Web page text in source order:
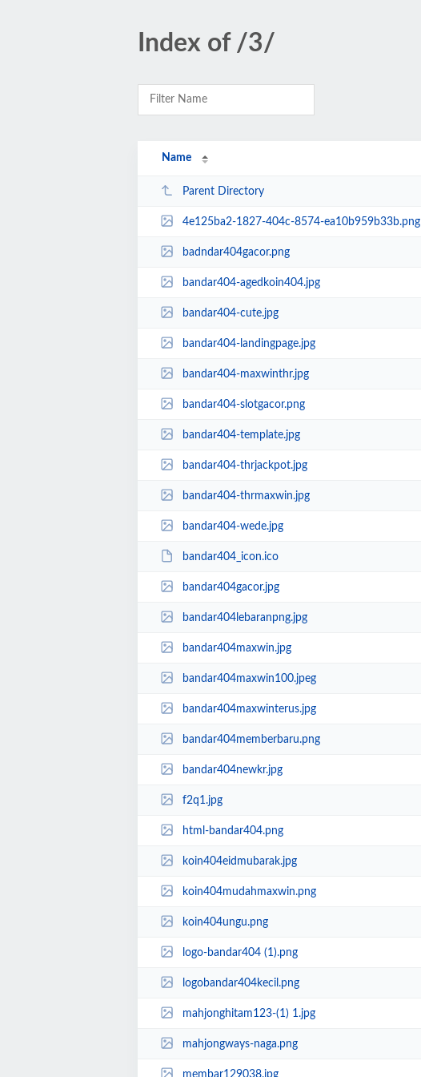
Index of /3/
Name
Parent Directory
4e125ba2-1827-404c-8574-ea10b959b33b.png
badndar404gacor.png
bandar404-agedkoin404.jpg
bandar404-cute.jpg
bandar404-landingpage.jpg
bandar404-maxwinthr.jpg
bandar404-slotgacor.png
bandar404-template.jpg
bandar404-thrjackpot.jpg
bandar404-thrmaxwin.jpg
bandar404-wede.jpg
bandar404_icon.ico
bandar404gacor.jpg
bandar404lebaranpng.jpg
bandar404maxwin.jpg
bandar404maxwin100.jpeg
bandar404maxwinterus.jpg
bandar404memberbaru.png
bandar404newkr.jpg
f2q1.jpg
html-bandar404.png
koin404eidmubarak.jpg
koin404mudahmaxwin.png
koin404ungu.png
logo-bandar404 (1).png
logobandar404kecil.png
mahjonghitam123-(1) 1.jpg
mahjongways-naga.png
membar129038.jpg